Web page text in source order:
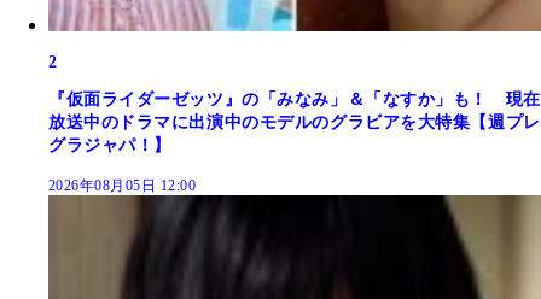
2
『仮面ライダーゼッツ』の「みなみ」＆「なすか」も！ 現在
放送中のドラマに出演中のモデルのグラビアを大特集【週プレ
グラジャパ！】
2026年08月05日 12:00